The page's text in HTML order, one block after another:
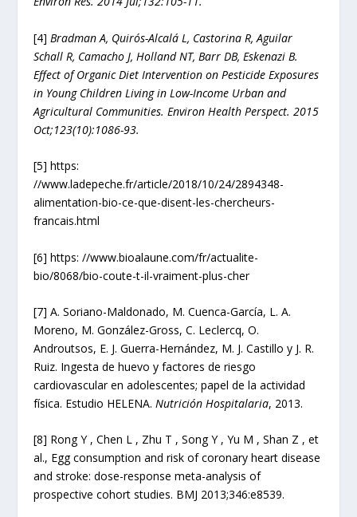
[4] Bradman A, Quirós-Alcalá L, Castorina R, Aguilar
Schall R, Camacho J, Holland NT, Barr DB, Eskenazi B.
Effect of Organic Diet Intervention on Pesticide Exposures
in Young Children Living in Low-Income Urban and
Agricultural Communities. Environ Health Perspect. 2015
Oct;123(10):1086-93.
[5] https:
//www.ladepeche.fr/article/2018/10/24/2894348-
alimentation-bio-ce-que-disent-les-chercheurs-
francais.html
[6] https: //www.bioalaune.com/fr/actualite-
bio/8068/bio-coute-t-il-vraiment-plus-cher
[7] A. Soriano-Maldonado, M. Cuenca-García, L. A.
Moreno, M. González-Gross, C. Leclercq, O.
Androutsos, E. J. Guerra-Hernández, M. J. Castillo y J. R.
Ruiz. Ingesta de huevo y factores de riesgo
cardiovascular en adolescentes; papel de la actividad
física. Estudio HELENA.Nutrición Hospitalaria, 2013.
[8] Rong Y , Chen L , Zhu T , Song Y , Yu M , Shan Z , et
al., Egg consumption and risk of coronary heart disease
and stroke: dose-response meta-analysis of
prospective cohort studies. BMJ 2013;346:e8539.